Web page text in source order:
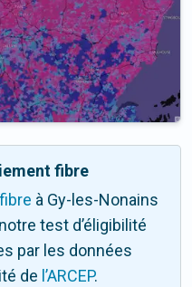
fibre
à Gy-les-Nonains
test d’éligibilité
par les données
de l’ARCEP.